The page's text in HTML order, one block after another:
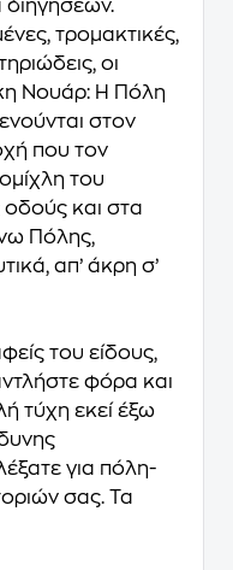
τρομακτικές,
οι
Νουάρ: Η Πόλη
στον
που τον
του
οδούς και στα
Πόλης,
απ’ άκρη σ’
του είδους,
φόρα και
τύχη εκεί έξω
για πόλη-
σας. Τα